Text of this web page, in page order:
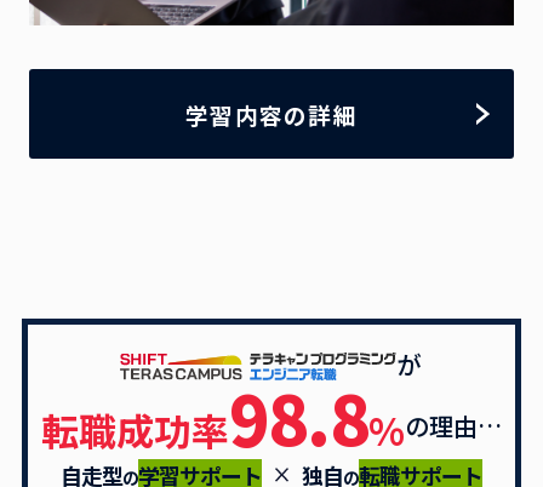
学習内容の詳細
が
転職成功率98.8%の理由…
自走型の学習サポート 独自の転職サポート